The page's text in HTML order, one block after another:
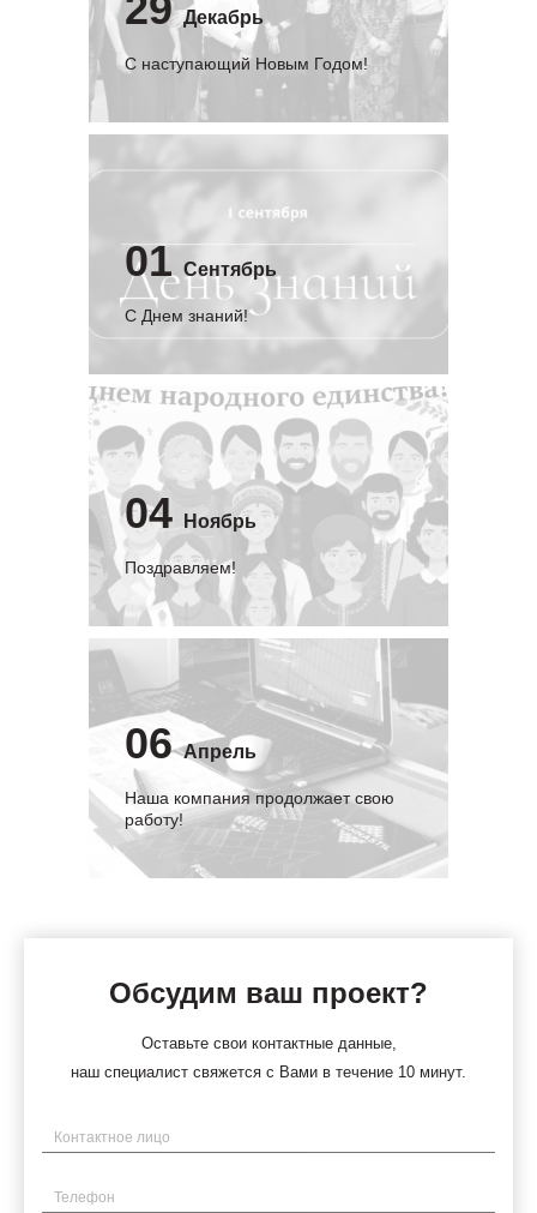
Декабрь
С наступающий Новым Годом!
01 Сентябрь
C Днем знаний!
04 Ноябрь
Поздравляем!
06 Апрель
Наша компания продолжает свою
работу!
Обсудим ваш проект?
Оставьте свои контактные данные,
наш специалист свяжется с Вами в течение 10 минут.
Имя
Телефон